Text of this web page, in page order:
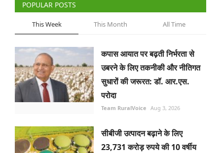
POPULAR POSTS
This Week This Month All Time
कपास आयात पर बढ़ती निर्भरता से
उबरने के लिए तकनीकी और नीतिगत
सुधारों की जरूरत: डॉ. आर.एस.
परोदा
Team RuralVoice Aug 3, 2026
सीबीजी उत्पादन बढ़ाने के लिए
23,731 करोड़ रुपये की 10 वर्षीय